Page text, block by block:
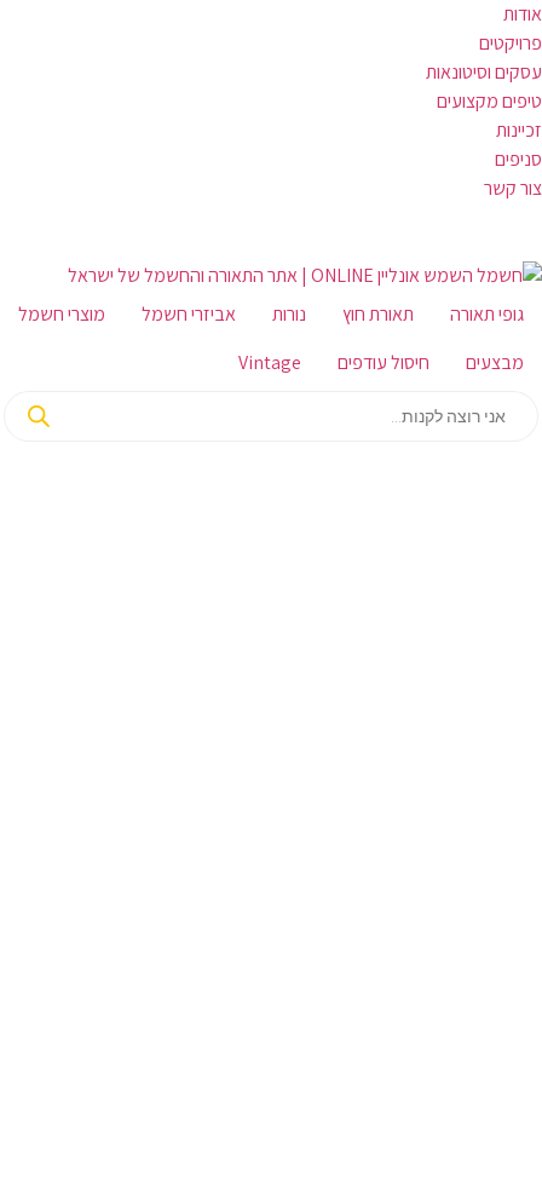
אודות
פרויקטים
עסקים וסיטונאות
טיפים מקצועים
זכיינות
סניפים
צור קשר
גופי תאורה תאורת חוץ נורות אביזרי חשמל
מוצרי חשמל
מבצעים
חיסול עודפים Vintage